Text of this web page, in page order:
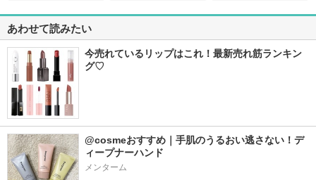
あわせて読みたい
今売れているリップはこれ！最新売れ筋ランキン
グ♡
@cosmeおすすめ｜手肌のうるおい逃さない！デ
ィープナーハンド
メンターム